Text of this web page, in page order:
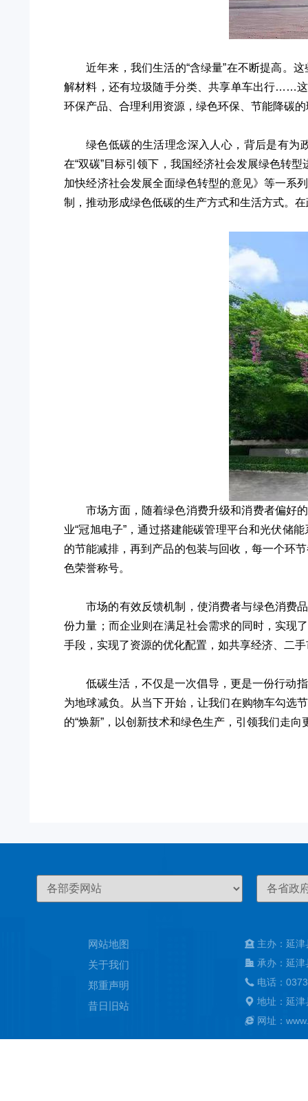
近年来，我们生活的“含绿量”在不断提高。
解材料，还有垃圾随手分类、共享单车出行……
环保产品、合理利用资源，绿色环保、节能降碳
绿色低碳的生活理念深入人心，背后是有为
在“双碳”目标引领下，我国经济社会发展绿色转
加快经济社会发展全面绿色转型的意见》等一系
制，推动形成绿色低碳的生产方式和生活方式。
市场方面，随着绿色消费升级和消费者偏好
业“冠旭电子”，通过搭建能碳管理平台和光伏储
的节能减排，再到产品的包装与回收，每一个环
色荣誉称号。
市场的有效反馈机制，使消费者与绿色消费
份力量；而企业则在满足社会需求的同时，实现
手段，实现了资源的优化配置，如共享经济、二
低碳生活，不仅是一次倡导，更是一份行动
为地球减负。从当下开始，让我们在购物车勾选
的“焕新”，以创新技术和绿色生产，引领我们走向
网站地图
关于我们
郑重声明
昔日旧站
主办：延
承办：延
电话：
地址：延
网址：